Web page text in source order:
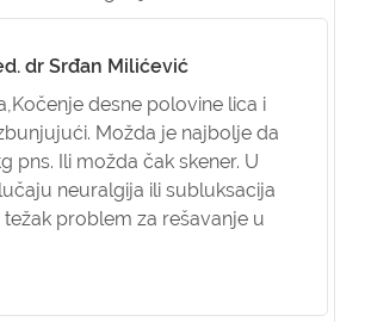
dr Srđan Milićević
Kočenje desne polovine lica i
Možda je najbolje da
pns. Ili možda čak skener. U
neuralgija ili subluksacija
problem za rešavanje u